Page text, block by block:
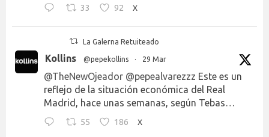
33 92 X
La Galerna Retuiteado
Kollins @pepekollins · 29 Mar
@TheNewOjeador @pepealvarezzz Este es un
reflejo de la situación económica del Real
Madrid, hace unas semanas, según Tebas…
55 186 X